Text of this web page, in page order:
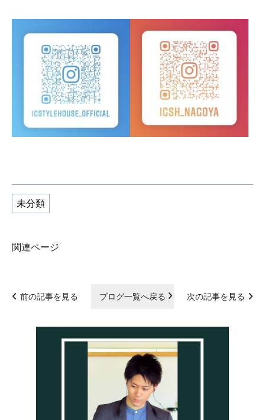
未分類
関連ページ
前の記事を見る ブログ一覧へ戻る 次の記事を見る